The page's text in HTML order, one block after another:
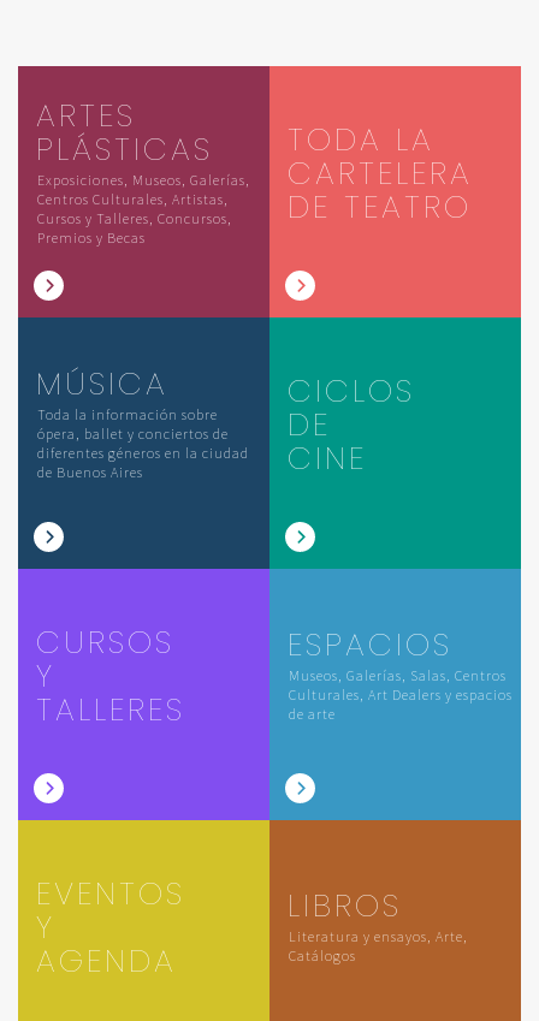
ARTES
PLÁSTICAS
Exposiciones, Museos, Galerías,
Centros Culturales, Artistas,
Cursos y Talleres, Concursos,
Premios y Becas
TODA LA
CARTELERA
DE TEATRO
MÚSICA
Toda la información sobre
ópera, ballet y conciertos de
diferentes géneros en la ciudad
de Buenos Aires
CICLOS
DE
CINE
CURSOS
Y
TALLERES
ESPACIOS
Museos, Galerías, Salas, Centros
Culturales, Art Dealers y espacios
de arte
EVENTOS
Y
AGENDA
LIBROS
Literatura y ensayos, Arte,
Catálogos